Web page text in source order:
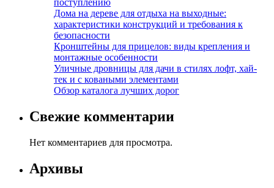
поступлению
Дома на дереве для отдыха на выходные:
характеристики конструкций и требования к
безопасности
Кронштейны для прицелов: виды крепления и
монтажные особенности
Уличные дровницы для дачи в стилях лофт, хай-
тек и с коваными элементами
Обзор каталога лучших дорог
Свежие комментарии
Нет комментариев для просмотра.
Архивы